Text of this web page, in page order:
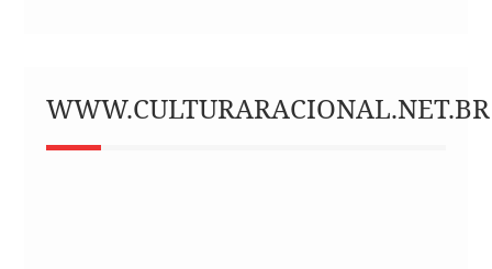
WWW.CULTURARACIONAL.NET.BR